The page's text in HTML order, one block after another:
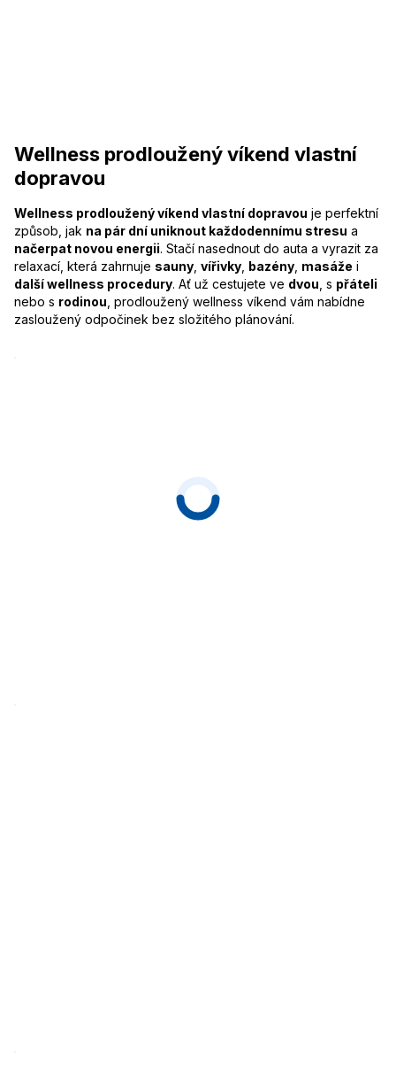
Wellness prodloužený víkend vlastní
dopravou
Wellness prodloužený víkend vlastní dopravou je perfektní
způsob, jak na pár dní uniknout každodennímu stresu a
načerpat novou energii. Stačí nasednout do auta a vyrazit za
relaxací, která zahrnuje sauny vířivky bazény masáže i
další wellness procedury. Ať už cestujete ve dvou , s přáteli
nebo s rodinou , prodloužený wellness víkend vám nabídne
zasloužený odpočinek bez složitého plánování.